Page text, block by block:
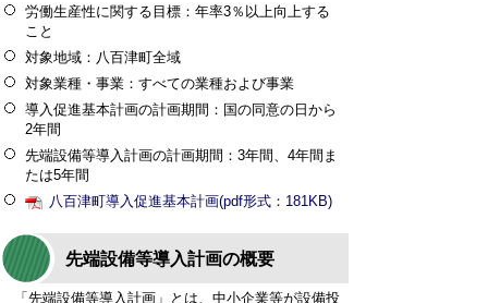
労働生産性に関する目標：年率3％以上向上する
こと
対象地域：八百津町全域
対象業種・事業：すべての業種および事業
導入促進基本計画の計画期間：国の同意の日から
2年間
先端設備等導入計画の計画期間：3年間、4年間ま
たは5年間
八百津町導入促進基本計画(pdf形式：181KB)
先端設備等導入計画の概要
「先端設備等導入計画」とは、中小企業等が設備投